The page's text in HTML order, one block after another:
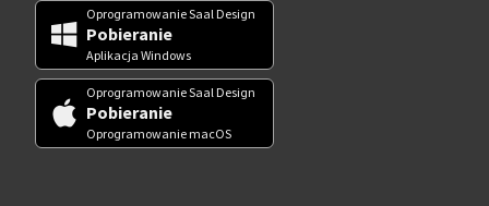
Oprogramowanie Saal Design
Pobieranie
Aplikacja Windows
Oprogramowanie Saal Design
Pobieranie
Oprogramowanie macOS